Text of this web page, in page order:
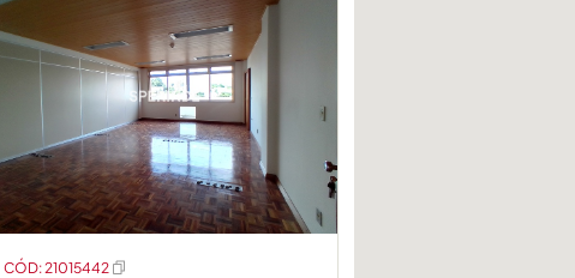
CÓD: 21015442